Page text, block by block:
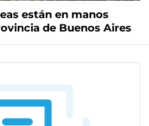
están en manos
de Buenos Aires